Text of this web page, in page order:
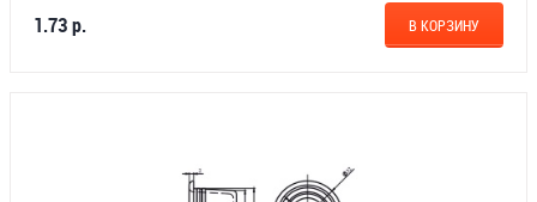
1.73 р. В КОРЗИНУ